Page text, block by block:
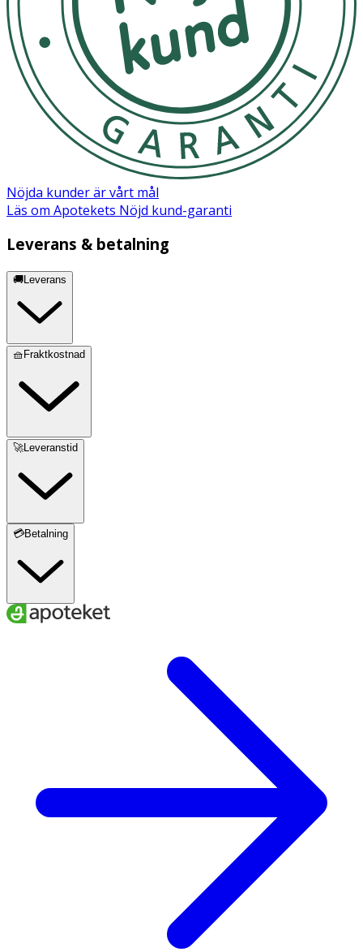
Nöjda kunder är vårt mål
Läs om Apotekets Nöjd kund-garanti
Leverans & betalning
🚚Leverans
🧺Fraktkostnad
🚀Leveranstid
💳Betalning